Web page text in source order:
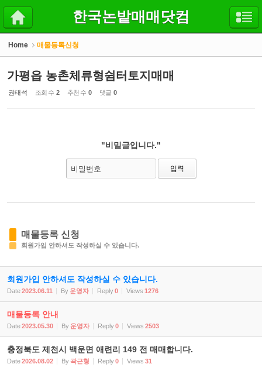
한국논밭매매닷컴
Home 매물등록신청
가평읍 농촌체류형쉼터토지매매
권태석 조회 수 2 추천 수 0 댓글 0
"비밀글입니다."
비밀번호
매물등록 신청
회원가입 안하셔도 작성하실 수 있습니다.
회원가입 안하셔도 작성하실 수 있습니다.
Date2023.06.11 By 운영자 Reply0 Views 1276
매물등록 안내
Date2023.05.30 By 운영자 Reply0 Views 2503
충정북도 제천시 백운면 애련리 149 전 매매합니다.
Date2026.08.02 By 곽근형 Reply0 Views 31